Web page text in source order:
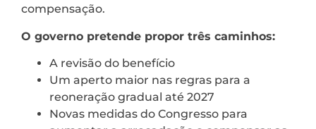
compensação.
O governo pretende propor três caminhos:
A revisão do benefício
Um aperto maior nas regras para a
reoneração gradual até 2027
Novas medidas do Congresso para